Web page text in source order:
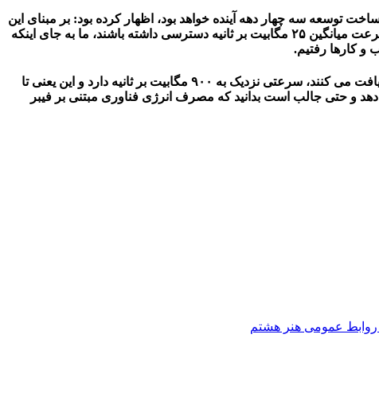
توسعه سه چهار دهه آینده خواهد بود، اظهار کرده بود: بر مبنای این
تحلیل و بر اساس مصوبات بالا دستی از جمله مصوبه شورای عالی فضای مجازی که تاکید دارد تا افق ۱۴۰۴ باید ۸۰ درصد خانوارها به سرعت میانگین ۲۵ مگابیت بر ثانیه دسترسی داشته باشند، ما به جای اینکه
وی با بیان اینکه در حال حاضر این پروژه در ۱۱ مرکز استان و ۱۰۰ شهر شروع است گفت: اینترنتی که مشترکان با پروژه فیبر نوری دریافت می کنند، سرعتی نزدیک به ۹۰۰ مگابیت بر ثانیه دارد و این یعنی تا
دهد و حتی جالب است بدانید که مصرف انرژی فناوری مبتنی بر فیبر
روابط عمومی هنر هشتم